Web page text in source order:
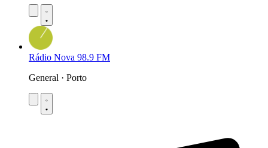
Rádio Nova 98.9 FM
General · Porto